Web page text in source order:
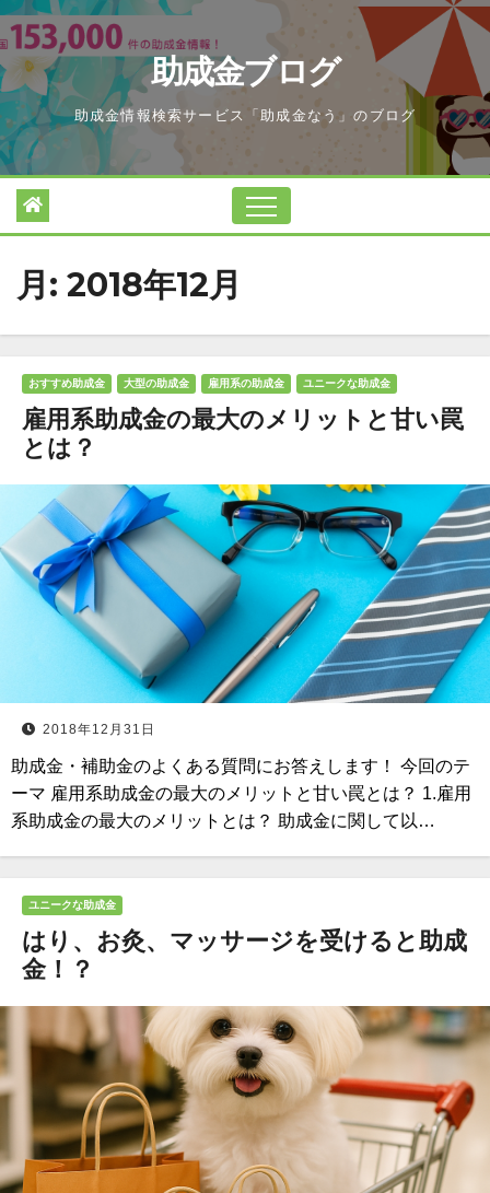
Skip
to
content
助成金ブログ
助成金情報検索サービス「助成金なう」のブログ
月: 2018年12月
おすすめ助成金 大型の助成金 雇用系の助成金 ユニークな助成金
雇用系助成金の最大のメリットと甘い罠
とは？
2018年12月31日
助成金・補助金のよくある質問にお答えします！ 今回のテ
ーマ 雇用系助成金の最大のメリットと甘い罠とは？ 1.雇用
系助成金の最大のメリットとは？ 助成金に関して以…
ユニークな助成金
はり、お灸、マッサージを受けると助成
金！？